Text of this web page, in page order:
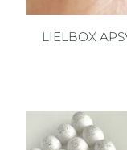
LIELBOX